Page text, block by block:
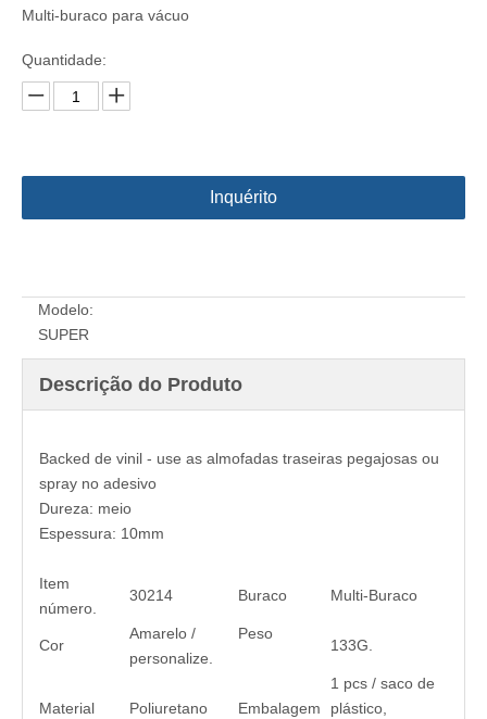
Multi-buraco para vácuo
Quantidade:
Inquérito
Modelo:
SUPER
Descrição do Produto
Backed de vinil - use as almofadas traseiras pegajosas ou
spray no adesivo
Dureza: meio
Espessura: 10mm
Item
número.
30214 Buraco Multi-Buraco
Cor
Amarelo /
personalize.
Peso
133G.
Material Poliuretano Embalagem
1 pcs / saco de
plástico,